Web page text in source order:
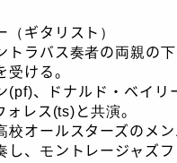
ギタリスト）
トラバス奏者の両親の
ける。
(pf)、ドナルド・ベイリ
レス(ts)と共演。
校オールスターズのメ
し、モントレージャズ